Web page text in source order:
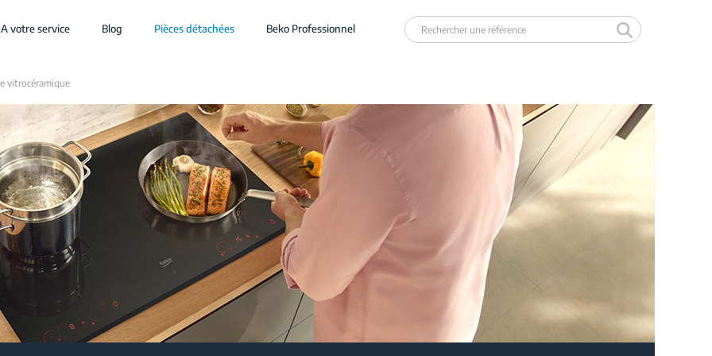
A votre service Blog Pièces détachées Beko Professionnel
vitrocéramique